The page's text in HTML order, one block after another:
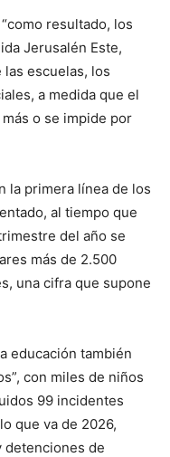
resultado, los
Jerusalén Este,
escuelas, los
a medida que el
o se impide por
la primera línea de los
al tiempo que
del año se
más de 2.500
una cifra que supone
educación también
con miles de niños
99 incidentes
que va de 2026,
detenciones de